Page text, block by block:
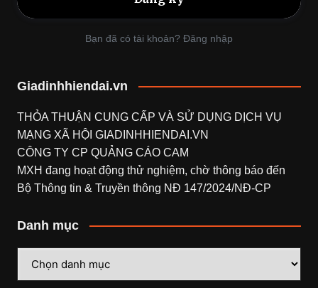
Bạn đã có tài khoản? Đăng nhập
Giadinhhiendai.vn
THỎA THUẬN CUNG CẤP VÀ SỬ DỤNG DỊCH VỤ
MẠNG XÃ HỘI GIADINHHIENDAI.VN
CÔNG TY CP QUẢNG CÁO CAM
MXH đang hoạt động thử nghiệm, chờ thông báo đến
Bộ Thông tin & Truyền thông NĐ 147/2024/NĐ-CP
Danh mục
mục